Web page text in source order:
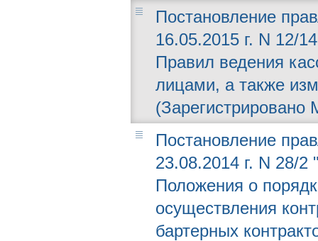
Постановление
16.05.2015 г. N 12/
Правил ведения
лицами, а также
Постановление
23.08.2014 г. N 28/
Положения о
осуществления
бартерных